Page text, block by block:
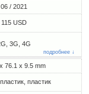
06 / 2021
115 USD
3G, 4G
подробнее ↓
76.1 x 9.5 mm
пластик